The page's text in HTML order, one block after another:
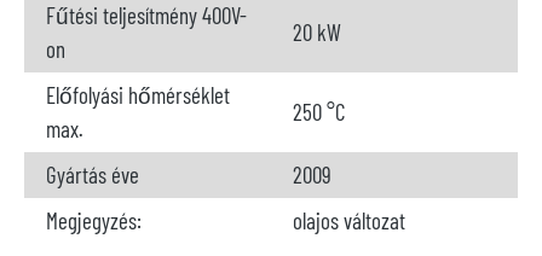
Fűtési teljesítmény 400V-
on
20 kW
Előfolyási hőmérséklet
max.
250 °C
Gyártás éve
2009
Megjegyzés:
olajos változat